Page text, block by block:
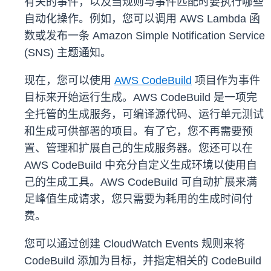
自动化操作。例如，您可以调用 AWS Lambda 函
数或发布一条 Amazon Simple Notification Service
(SNS) 主题通知。
现在，您可以使用 AWS CodeBuild 项目作为事件
目标来开始运行生成。AWS CodeBuild 是一项完
全托管的生成服务，可编译源代码、运行单元测试
和生成可供部署的项目。有了它，您不再需要预
置、管理和扩展自己的生成服务器。您还可以在
AWS CodeBuild 中充分自定义生成环境以使用自
己的生成工具。AWS CodeBuild 可自动扩展来满
足峰值生成请求，您只需要为耗用的生成时间付
费。
您可以通过创建 CloudWatch Events 规则来将
CodeBuild 添加为目标，并指定相关的 CodeBuild